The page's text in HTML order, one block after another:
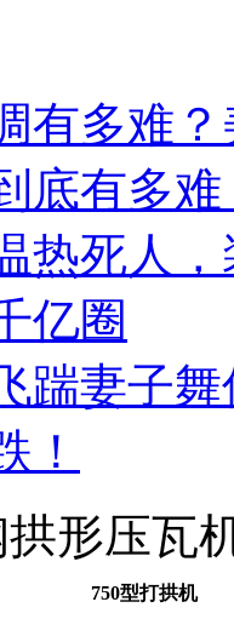
有多难？
底有多
热死人
亿圈
踹妻子
！
形压瓦
750型打拱机